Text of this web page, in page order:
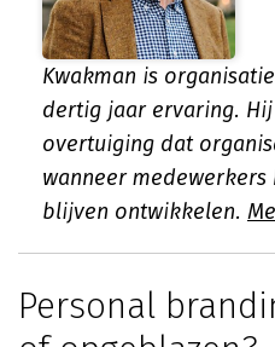
Kwakman is
dertig jaar ervaring.
overtuiging dat
wanneer
blijven ontwikkelen.
Personal